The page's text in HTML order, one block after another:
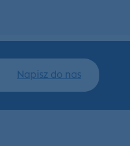
Napisz do nas